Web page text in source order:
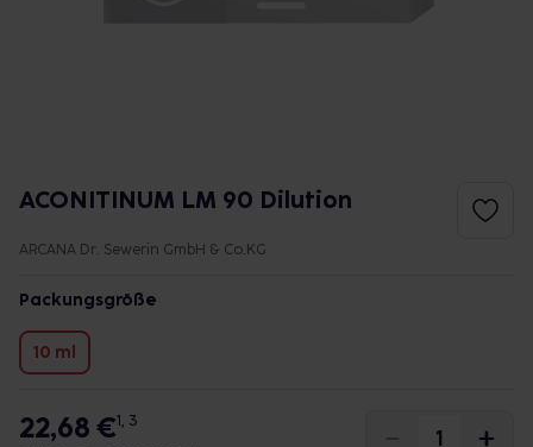
ACONITINUM LM 90 Dilution
ARCANA Dr. Sewerin GmbH & Co.KG
Packungsgröße
10 ml
22,68 €1, 3